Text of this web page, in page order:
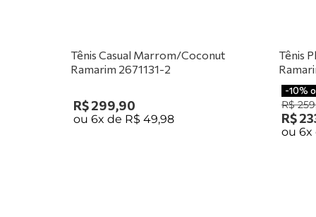
Tênis Casual Marrom/Coconut
Ramarim 2671131-2
R$299,90
ou6x de R$ 49,98
Tênis
-10%
R$ 259
R$
ou6x